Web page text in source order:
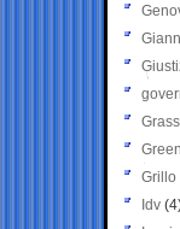
Grillo
Idv